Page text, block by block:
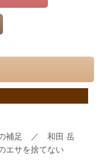
補足 ／ 和田 岳
エサを捨てない